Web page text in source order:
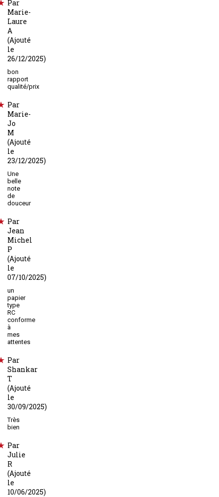
Par
Marie-
Laure
A
(Ajouté
le
26/12/2025)
bon
rapport
qualité/prix
Par
Marie-
Jo
M
(Ajouté
le
23/12/2025)
Une
belle
note
de
douceur
Par
Jean
Michel
P
(Ajouté
le
07/10/2025)
un
papier
type
RC
conforme
à
mes
attentes
Par
Shankar
T
(Ajouté
le
30/09/2025)
Très
bien
Par
Julie
R
(Ajouté
le
10/06/2025)